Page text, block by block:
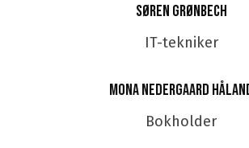
Søren Grønbech
IT-tekniker
Mona Nedergaard
Bokholder